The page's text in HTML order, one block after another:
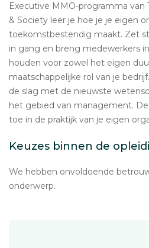
Executive MMO-programma van
& Society leer je hoe je je eigen
toekomstbestendig maakt. Zet
in gang en breng medewerkers
houden voor zowel het eigen
maatschappelijke rol van je
de slag met de nieuwste
het gebied van management.
toe in de praktijk van je eigen
Keuzes binnen de
We hebben onvoldoende
onderwerp.